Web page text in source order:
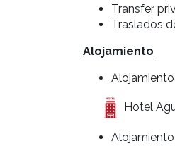
Transfer
Traslados
Alojamiento
Hotel